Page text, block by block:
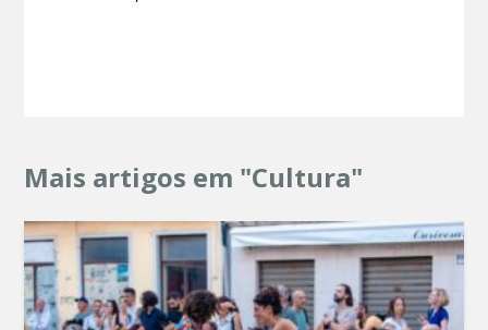
Mais artigos em "Cultura"